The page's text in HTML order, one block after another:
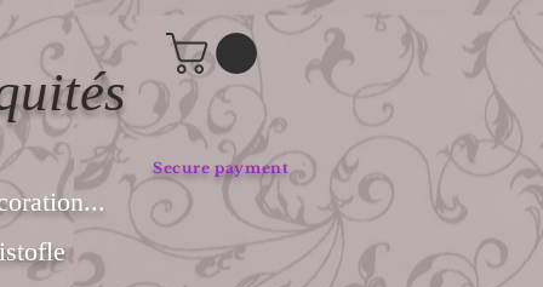
Secure payment